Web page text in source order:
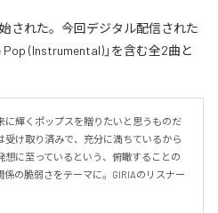
始された。今回デジタル配信された
Pop (Instrumental)」を含む全2曲と
に輝くポップスを贈りたいと思うものだ
け取り済みで、充分に満ちているから
想に至っているという、俯瞰することの
の脆弱さをテーマに。GIRIAのリスナー